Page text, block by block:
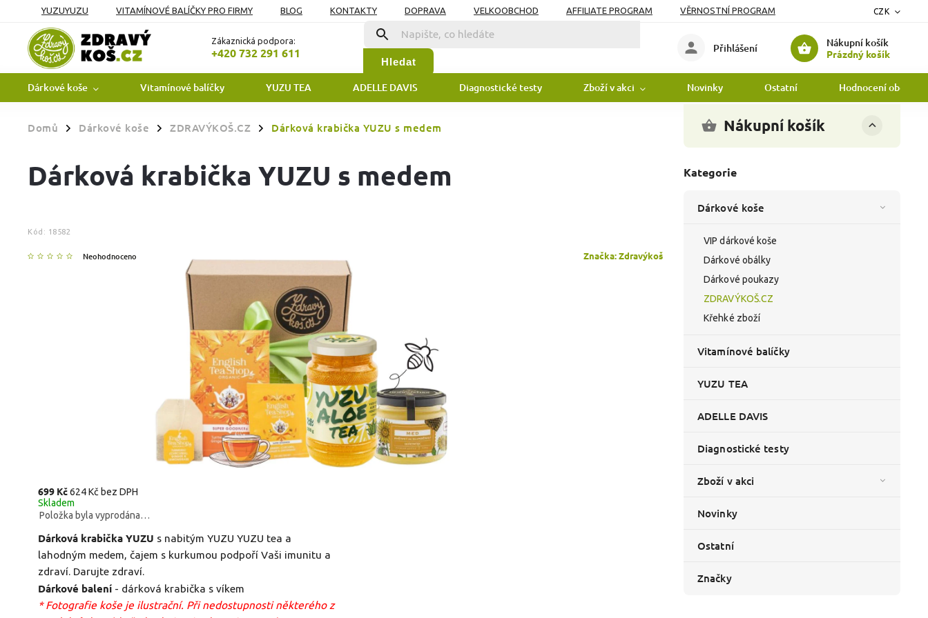
YUZUYUZU VITAMÍNOVÉ BALÍČKY PRO FIRMY BLOG KONTAKTY DOPRAVA VELKOOBCHOD AFFILIATE PROGRAM
VĚRNOSTNÍ PROGRAM
CZK
Zákaznická podpora:
+420 732 291 611
Hledat
Nákupní košík
Prázdný košík
Přihlášení
Dárkové koše Vitamínové balíčky YUZU TEA ADELLE DAVIS Diagnostické testy Zboží v akci Novinky Ostatní Hodnocení obchodu
Domů / Dárkové koše / ZDRAVÝKOŠ.CZ / Dárková krabička YUZU s medem Nákupní košík
Kategorie
Dárkové koše
VIP dárkové koše
Dárkové obálky
Dárkové poukazy
ZDRAVÝKOŠ.CZ
Křehké zboží
Vitamínové balíčky
YUZU TEA
ADELLE DAVIS
Diagnostické testy
Zboží v akci
Novinky
Ostatní
Značky
Dárková krabička YUZU s medem
Kód: 18582
Neohodnoceno Značka:Zdravýkoš
699 Kč624 Kč bez DPH
Skladem
Položka byla vyprodána…
Dárková krabička YUZU s nabitým YUZU YUZU tea a
lahodným medem, čajem s kurkumou podpoří Vaši imunitu a
zdraví. Darujte zdraví.
Dárkové balení - dárková krabička s víkem
* Fotografie koše je ilustrační. Při nedostupnosti některého z